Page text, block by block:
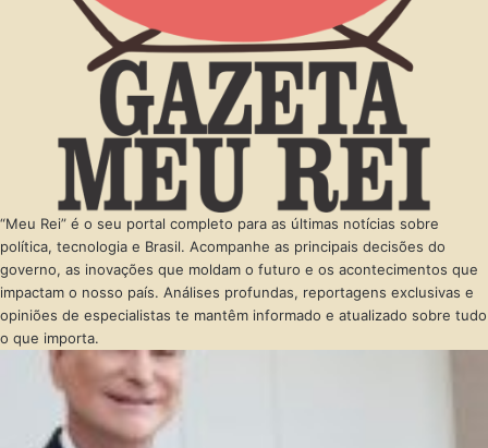
“Meu Rei” é o seu portal completo para as últimas notícias sobre
política, tecnologia e Brasil. Acompanhe as principais decisões do
governo, as inovações que moldam o futuro e os acontecimentos que
impactam o nosso país. Análises profundas, reportagens exclusivas e
opiniões de especialistas te mantêm informado e atualizado sobre tudo
o que importa.